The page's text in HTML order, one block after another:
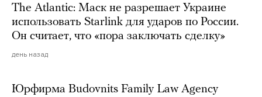
The Atlantic: Маск не разрешает Украине
использовать Starlink для ударов по России.
Он считает, что «пора заключать сделку»
день назад
Юрфирма Budovnits Family Law Agency